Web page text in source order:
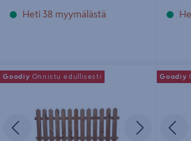
Heti 38 myymälästä
Aitaelementti Goodiy Herukka
80x180cm ruskea
Edellinen Seuraava
Goodiy Onnistu edullisesti Goodiy